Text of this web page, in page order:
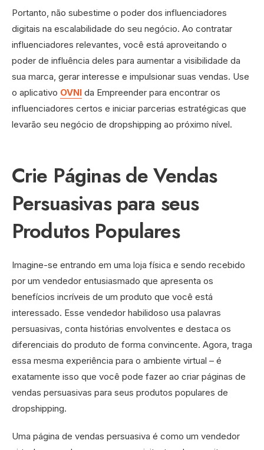
Portanto, não subestime o poder dos influenciadores
digitais na escalabilidade do seu negócio. Ao contratar
influenciadores relevantes, você está aproveitando o
poder de influência deles para aumentar a visibilidade da
sua marca, gerar interesse e impulsionar suas vendas. Use
o aplicativo OVNI da Empreender para encontrar os
influenciadores certos e iniciar parcerias estratégicas que
levarão seu negócio de dropshipping ao próximo nível.
Crie Páginas de Vendas
Persuasivas para seus
Produtos Populares
Imagine-se entrando em uma loja física e sendo recebido
por um vendedor entusiasmado que apresenta os
benefícios incríveis de um produto que você está
interessado. Esse vendedor habilidoso usa palavras
persuasivas, conta histórias envolventes e destaca os
diferenciais do produto de forma convincente. Agora, traga
essa mesma experiência para o ambiente virtual – é
exatamente isso que você pode fazer ao criar páginas de
vendas persuasivas para seus produtos populares de
dropshipping.
Uma página de vendas persuasiva é como um vendedor